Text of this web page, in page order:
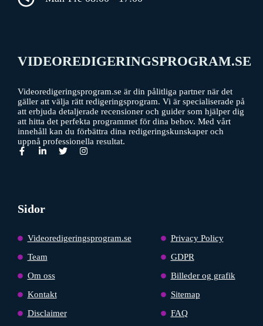
VIDEOREDIGERINGSPROGRAM.SE
Videoredigeringsprogram.se är din pålitliga partner när det
gäller att välja rätt redigeringsprogram. Vi är specialiserade på
att erbjuda detaljerade recensioner och guider som hjälper dig
att hitta det perfekta programmet för dina behov. Med vårt
innehåll kan du förbättra dina redigeringskunskaper och
uppnå professionella resultat.
Sidor
Videoredigeringsprogram.se
Team
Om oss
Kontakt
Disclaimer
Privacy Policy
GDPR
Billeder og grafik
Sitemap
FAQ